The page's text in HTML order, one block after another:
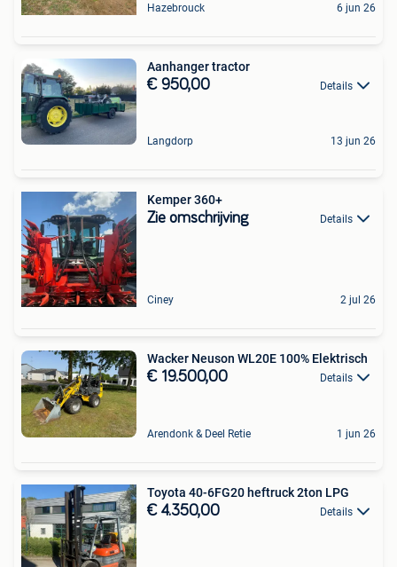
Hazebrouck 6 jun 26
Aanhanger tractor
€ 950,00 Details
Langdorp 13 jun 26
Kemper 360+
Zie omschrijving Details
Ciney 2 jul 26
Wacker Neuson WL20E 100% Elektrisch
€ 19.500,00 Details
Arendonk & Deel Retie 1 jun 26
Toyota 40-6FG20 heftruck 2ton LPG
€ 4.350,00 Details